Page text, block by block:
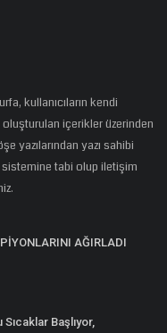
kullanıcıların kendi
içerikler üzerinden
yazılarından yazı sahibi
sistemine tabi olup iletişim
AĞIRLADI
Başlıyor,